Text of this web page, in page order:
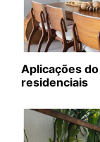
Aplicações
residenciais